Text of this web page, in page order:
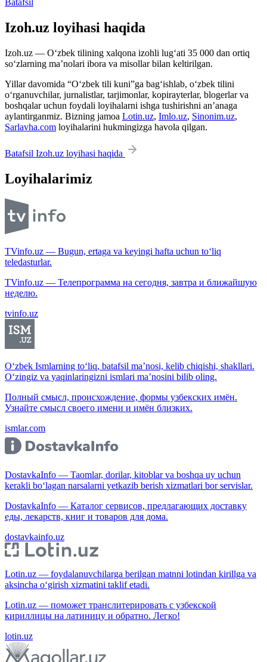
Izoh.uz loyihasi haqida
Izoh.uz — O‘zbek tilining xalqona izohli lug‘ati 35 000 dan ortiq
so‘zlarning ma’nolari ibora va misollar bilan keltirilgan.
Yillar davomida “O‘zbek tili kuni”ga bag‘ishlab, o‘zbek tilini
o‘rganuvchilar, jurnalistlar, tarjimonlar, kopirayterlar, blogerlar va
boshqalar uchun foydali loyihalarni ishga tushirishni an’anaga
aylantirganmiz. Bizning jamoa Lotin.uz, Imlo.uz, Sinonim.uz,
Sarlavha.com loyihalarini hukmingizga havola qilgan.
Batafsil Izoh.uz loyihasi haqida
Loyihalarimiz
TVinfo.uz — Bugun, ertaga va keyingi hafta uchun to‘liq
teledasturlar.
TVinfo.uz — Телепрограмма на сегодня, завтра и ближайшую
неделю.
tvinfo.uz
O‘zbek Ismlarning to‘liq, batafsil ma’nosi, kelib chiqishi, shakllari.
O‘zingiz va yaqinlaringizni ismlari ma’nosini bilib oling.
Полный смысл, происхождение, формы узбекских имён.
Узнайте смысл своего имени и имён близких.
ismlar.com
DostavkaInfo — Taomlar, dorilar, kitoblar va boshqa uy uchun
kerakli bo‘lagan narsalarni yetkazib berish xizmatlari bor servislar.
DostavkaInfo — Каталог сервисов, предлагающих доставку
еды, лекарств, книг и товаров для дома.
dostavkainfo.uz
Lotin.uz — foydalanuvchilarga berilgan matnni lotindan kirillga va
aksincha o‘girish xizmatini taklif etadi.
Lotin.uz — поможет транслитерировать с узбекской
кириллицы на латиницу и обратно. Легко!
lotin.uz